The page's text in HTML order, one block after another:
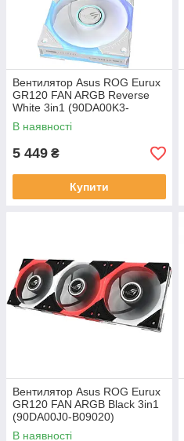
Вентилятор Asus ROG Eurux
GR120 FAN ARGB Reverse
White 3in1 (90DA00K3-
B09020)
В наявності
5 449 ₴
Купити
Вентилятор Asus ROG Eurux
GR120 FAN ARGB Black 3in1
(90DA00J0-B09020)
В наявності